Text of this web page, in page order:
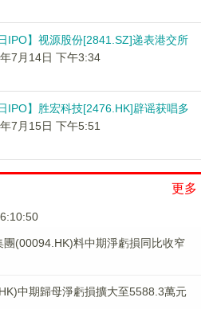
日IPO】视源股份[2841.SZ]递表港交所
7月14日 下午3:34
日IPO】胜宏科技[2476.HK]辟谣获唱多
7月15日 下午5:51
更多
團(00094.HK)料中期淨虧損同比收窄
中期歸母淨虧損擴大至5588.3萬元